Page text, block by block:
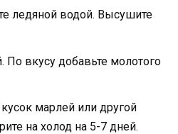
ледяной водой. Высушите
По вкусу добавьте молотого
марлей или другой
на холод на 5-7 дней.